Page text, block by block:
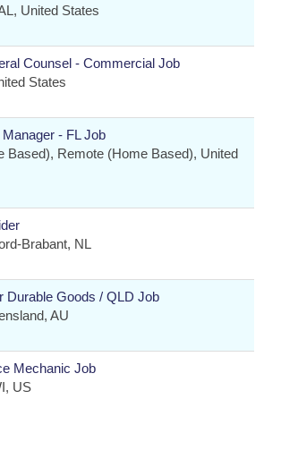
United States
Counsel - Commercial Job
States
- FL Job
Based), Remote (Home Based), United
Brabant, NL
Durable Goods / QLD Job
AU
Mechanic Job
US